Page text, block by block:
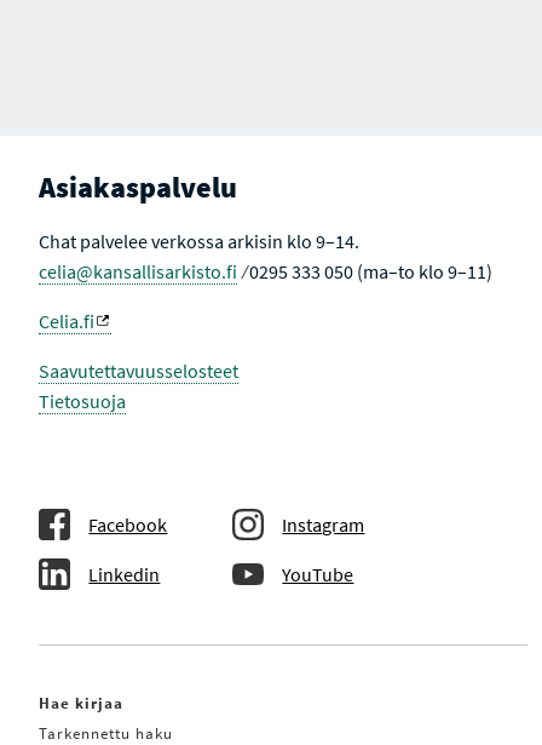
Asiakaspalvelu
Chat palvelee verkossa arkisin klo 9–14.
celia@kansallisarkisto.fi ⁄ 0295 333 050 (ma–to klo 9–11)
Celia.fi
Saavutettavuusselosteet
Tietosuoja
Facebook Instagram
Linkedin YouTube
Hae kirjaa
Tarkennettu haku